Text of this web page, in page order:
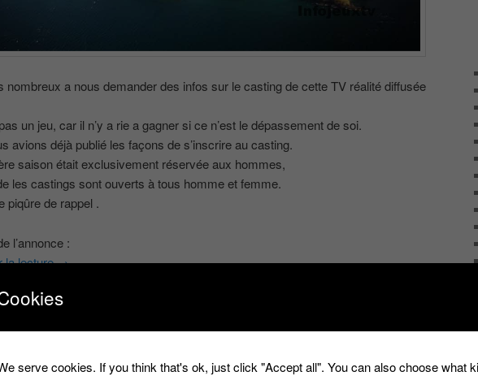
nombreux a nous demander des infos sur le casting de cette TV réalité diffusée
un jeu, car il n’y a rie a gagner si ce n’est le dépassement de soi.
avions déjà publié les façons de s’inscrire au casting.
saison était exclusivement réservée aux hommes,
les castings sont ouverts à tous homme et femme.
piqûre de rappel .
l’annonce :
la lecture→
Les derniers castings
serve cookies. If you think that's ok, just click "Accept all". You can also choose what